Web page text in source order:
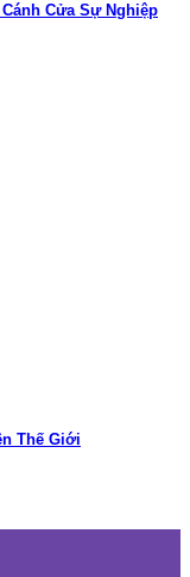
Cửa Sự Nghiệp
Thế Giới